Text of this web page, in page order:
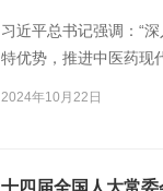
习近平总书记强调：“
特优势，推进中医药现
2024年10月22日
十四届全国人大常